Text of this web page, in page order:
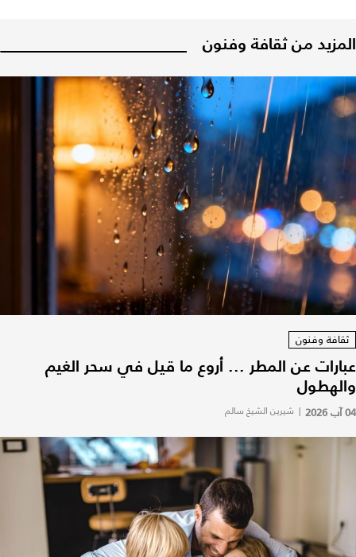
المزيد من ثقافة وفنون
ثقافة وفنون
عبارات عن المطر ... أروع ما قيل في سحر الغيم
والهطول
04 آب 2026 | شيرين الشيخ سالم